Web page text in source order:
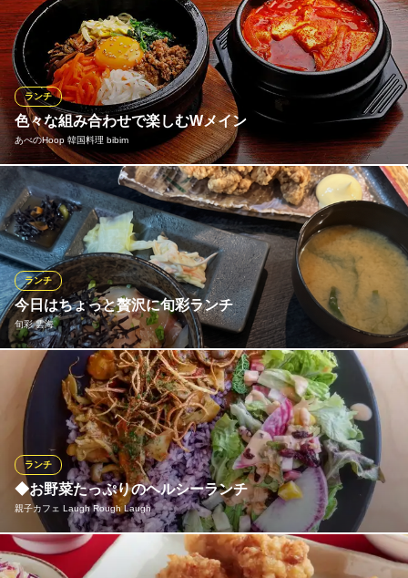
大衆酒場まるよしのランチメニューはボリューム満点！肉屋の新
鮮ホルモンやこだわり中華など。ごはん、味噌汁、お漬物付きで
税込990円～お楽しみいただけます。【絶品！自家製チャーシュ
ー！「チャーシューエッグ定食」税込990円】【肉屋の新鮮ホルモ
ン！「牛ハラミ＆牛ホルモン炒め定食」税込1,320円】
大衆酒場まるよし あべちか店
天王寺の大衆酒場
ＪＲ天王寺駅 徒歩4分
大阪府大阪市天王寺区堀越町アベノ地下街1 あべの横丁
色々な組み合わせで楽しむWメイン
あべのHoop 韓国料理 bibim
ランチ
人気の石焼ビビムパとスンドゥブ、どちらも食べたい…という願
いを叶える、よくばりさんの為のセットメニュー！食べ応えたっ
ぷりのメインメニューを組み合わせた、Wメインのセットはレギ
ュラーで全4種をご用意しました！全ての時間帯でご注文いただけ
るため、ランチにも夕食にもご利用可能♪ボリューム満点のセット
です。
おすすめランチメニュー
石焼ビビムパ・スンドゥブ
1,380円(税込)
石焼ビビムパ・キムチ冷麺
1,580円(税込)
石焼ビビムパ・海鮮チヂミ
1,380円(税込)
ランチメニューをもっと見る
あべのHoop 韓国料理 bibim
今日はちょっと贅沢に旬彩ランチ
旬彩 雲海
ランチ
ゆったりと上質なランチを楽しむなら当店へ。旬の食材をふんだ
んに使用した和の御膳や定食は、栄養バランスを兼ね備え、仕事
の合間のひとときや少し贅沢な昼食にも最適です。落ち着いた空
間で味わう丁寧な料理は会食、女子会にもおすすめ。ボリュー
ム・品質ともに満足度が高く、何度でも通いたくなるランチが揃
っています。
旬彩 雲海
本格和食とコラーゲン鍋
阪堺電気軌道上町線北畠駅 徒歩6分
◆お野菜たっぷりのヘルシーランチ
親子カフェ Laugh Rough Laugh
ランチ
醗酵を専門とする料理人考案の「スパイスカレーランチ／1,300円